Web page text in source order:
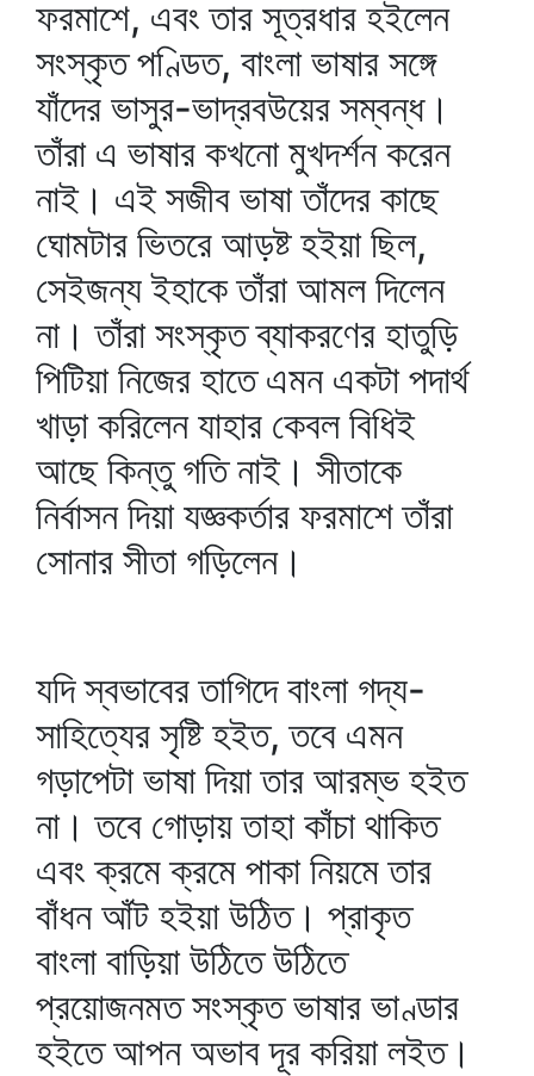
ফরমাশে, এবং তার সূত্রধার হইলেন
সংস্কৃত পণ্ডিত, বাংলা ভাষার সঙ্গে
যাঁদের ভাসুর-ভাদ্রবউয়ের সম্বন্ধ।
তাঁরা এ ভাষার কখনো মুখদর্শন করেন
নাই। এই সজীব ভাষা তাঁদের কাছে
ঘোমটার ভিতরে আড়ষ্ট হইয়া ছিল,
সেইজন্য ইহাকে তাঁরা আমল দিলেন
না। তাঁরা সংস্কৃত ব্যাকরণের হাতুড়ি
পিটিয়া নিজের হাতে এমন একটা পদার্থ
খাড়া করিলেন যাহার কেবল বিধিই
আছে কিন্তু গতি নাই। সীতাকে
নির্বাসন দিয়া যজ্ঞকর্তার ফরমাশে তাঁরা
সোনার সীতা গড়িলেন।
যদি স্বভাবের তাগিদে বাংলা গদ্য-
সাহিত্যের সৃষ্টি হইত, তবে এমন
গড়াপেটা ভাষা দিয়া তার আরম্ভ হইত
না। তবে গোড়ায় তাহা কাঁচা থাকিত
এবং ক্রমে ক্রমে পাকা নিয়মে তার
বাঁধন আঁট হইয়া উঠিত। প্রাকৃত
বাংলা বাড়িয়া উঠিতে উঠিতে
প্রয়োজনমত সংস্কৃত ভাষার ভাণ্ডার
হইতে আপন অভাব দূর করিয়া লইত।